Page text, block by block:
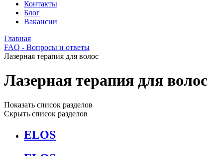
Контакты
Блог
Вакансии
Главная
FAQ - Вопросы и ответы
Лазерная терапия для волос
Лазерная терапия для волос
Показать список разделов
Скрыть список разделов
ELOS